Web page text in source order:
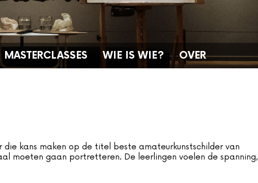
MASTERCLASSES WIE IS WIE? OVER
kans maken op de titel beste amateurkunstschilder van
moeten gaan portretteren. De leerlingen voelen de spanning,